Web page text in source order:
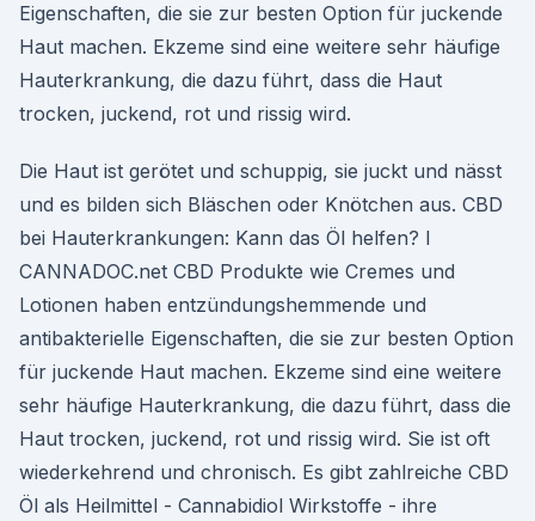
Eigenschaften, die sie zur besten Option für juckende
Haut machen. Ekzeme sind eine weitere sehr häufige
Hauterkrankung, die dazu führt, dass die Haut
trocken, juckend, rot und rissig wird.
Die Haut ist gerötet und schuppig, sie juckt und nässt
und es bilden sich Bläschen oder Knötchen aus. CBD
bei Hauterkrankungen: Kann das Öl helfen? I
CANNADOC.net CBD Produkte wie Cremes und
Lotionen haben entzündungshemmende und
antibakterielle Eigenschaften, die sie zur besten Option
für juckende Haut machen. Ekzeme sind eine weitere
sehr häufige Hauterkrankung, die dazu führt, dass die
Haut trocken, juckend, rot und rissig wird. Sie ist oft
wiederkehrend und chronisch. Es gibt zahlreiche CBD
Öl als Heilmittel - Cannabidiol Wirkstoffe - ihre